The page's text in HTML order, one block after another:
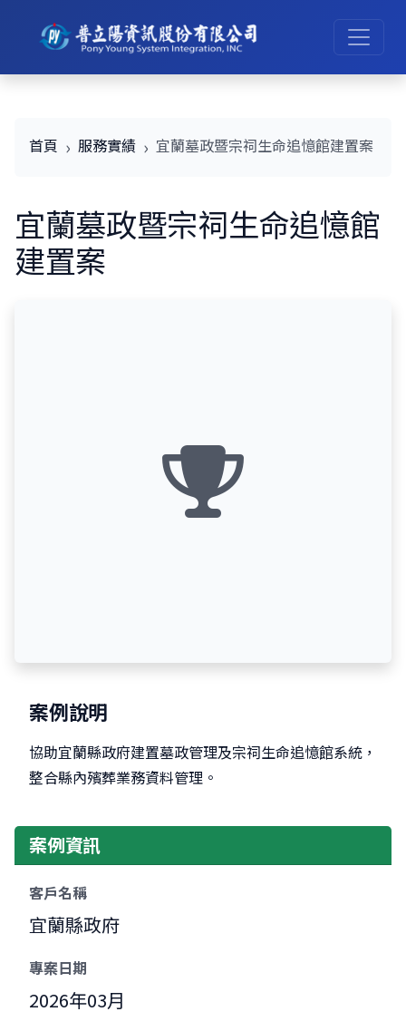
首頁 服務實績 宜蘭墓政暨宗祠生命追憶館建置案
宜蘭墓政暨宗祠生命追憶館
建置案
案例說明
協助宜蘭縣政府建置墓政管理及宗祠生命追憶館系統，
整合縣內殯葬業務資料管理。
案例資訊
客戶名稱
宜蘭縣政府
專案日期
2026年03月